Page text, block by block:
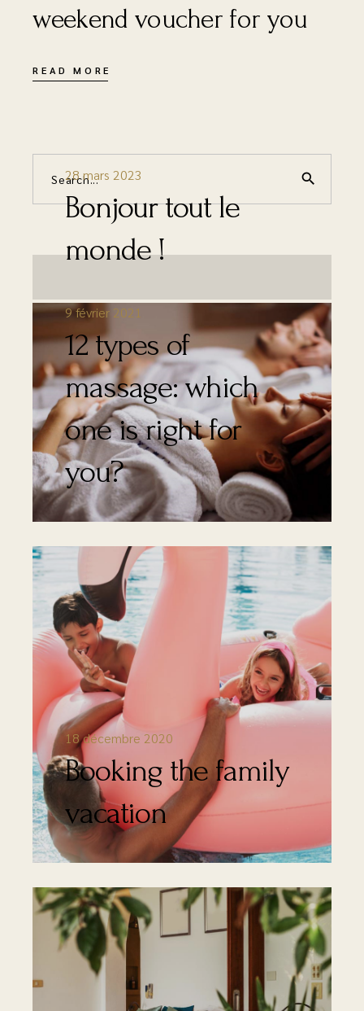
weekend voucher for you
READ MORE
search
28 mars 2023
Bonjour tout le
monde !
9 février 2021
12 types of
massage: which
one is right for
you?
18 décembre 2020
Booking the family
vacation